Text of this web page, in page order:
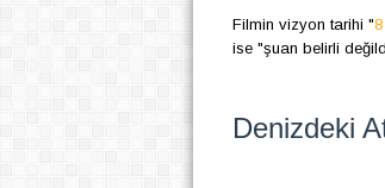
Filmin vizyon tarihi "
ise "şuan belirli
Denizdeki